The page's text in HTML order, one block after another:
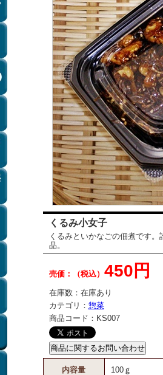
くるみ小女子
くるみといかなごの佃煮です
品。
売価：（税込） 450円
在庫数： 在庫あり
カテゴリ： 惣菜
商品コード： KS007
内容量 100ｇ